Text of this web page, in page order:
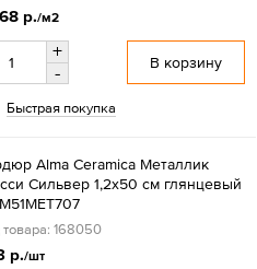
р./м2
+
-
В корзину
Быстрая покупка
Alma Ceramica Металлик
Сильвер 1,2x50 см глянцевый
товара: 168050
р./шт